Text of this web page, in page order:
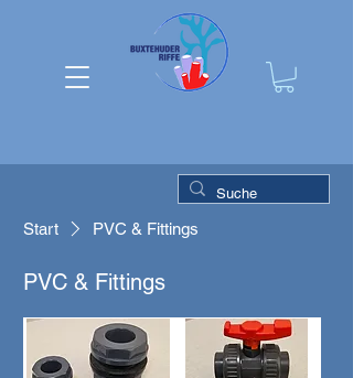
Start PVC & Fittings
PVC & Fittings